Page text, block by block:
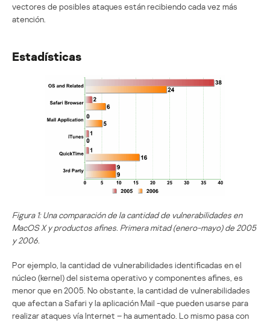
vectores de posibles ataques están recibiendo cada vez más
atención.
Estadísticas
Figura 1: Una comparación de la cantidad de vulnerabilidades en
MacOS X y productos afines. Primera mitad (enero-mayo) de 2005
y 2006.
Por ejemplo, la cantidad de vulnerabilidades identificadas en el
núcleo (kernel) del sistema operativo y componentes afines, es
menor que en 2005. No obstante, la cantidad de vulnerabilidades
que afectan a Safari y la aplicación Mail -que pueden usarse para
realizar ataques vía Internet – ha aumentado. Lo mismo pasa con